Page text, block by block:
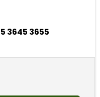
3645 3655